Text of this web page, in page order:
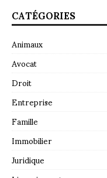
CATÉGORIES
Animaux
Avocat
Droit
Entreprise
Famille
Immobilier
Juridique